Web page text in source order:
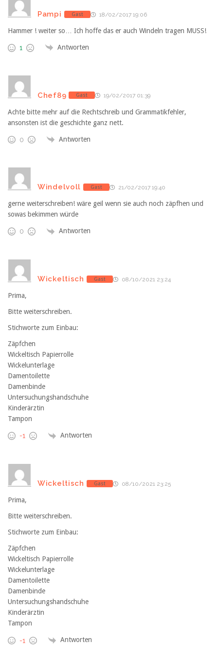
Pampi Gast 18/02/2017 19:06
Hammer ! weiter so… Ich hoffe das er auch Windeln tragen MUSS!
1 Antworten
Chef89 Gast 19/02/2017 01:39
Achte bitte mehr auf die Rechtschreib und Grammatikfehler,
ansonsten ist die geschichte ganz nett.
0 Antworten
Windelvoll Gast 21/02/2017 19:40
gerne weiterschreiben! wäre geil wenn sie auch noch zäpfhen und
sowas bekimmen würde
0 Antworten
Wickeltisch Gast 08/10/2021 23:24
Prima,
Bitte weiterschreiben.
Stichworte zum Einbau:
Zäpfchen
Wickeltisch Papierrolle
Wickelunterlage
Damentoilette
Damenbinde
Untersuchungshandschuhe
Kinderärztin
Tampon
-1 Antworten
Wickeltisch Gast 08/10/2021 23:25
Prima,
Bitte weiterschreiben.
Stichworte zum Einbau:
Zäpfchen
Wickeltisch Papierrolle
Wickelunterlage
Damentoilette
Damenbinde
Untersuchungshandschuhe
Kinderärztin
Tampon
-1 Antworten